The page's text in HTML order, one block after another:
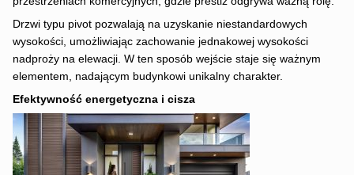
Drzwi typu pivot pozwalają na uzyskanie niestandardowych
wysokości, umożliwiając zachowanie jednakowej wysokości
nadproży na elewacji. W ten sposób wejście staje się ważnym
elementem, nadającym budynkowi unikalny charakter.
Efektywność energetyczna i cisza